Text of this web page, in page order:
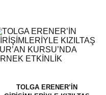
TOLGA ERENER’İN